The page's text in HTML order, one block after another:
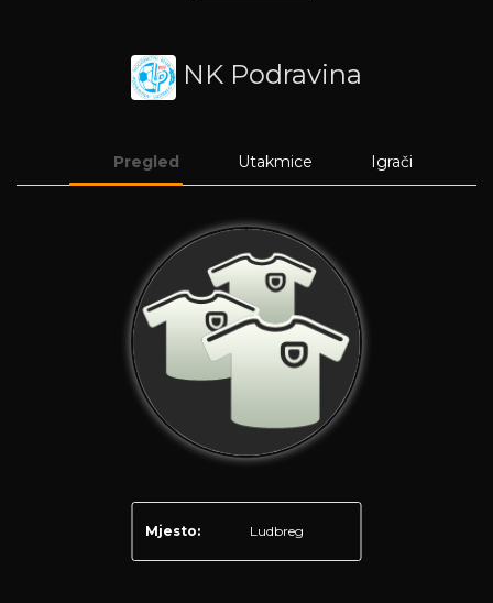
NK Podravina
Pregled Utakmice Igrači
Mjesto: Ludbreg